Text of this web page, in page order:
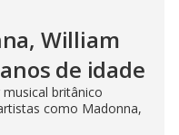
William
de idade
britânico
como Madonna,